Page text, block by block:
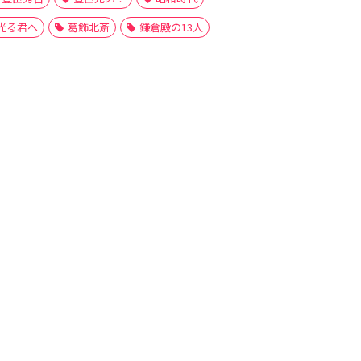
る君へ
葛飾北斎 鎌倉殿の13人